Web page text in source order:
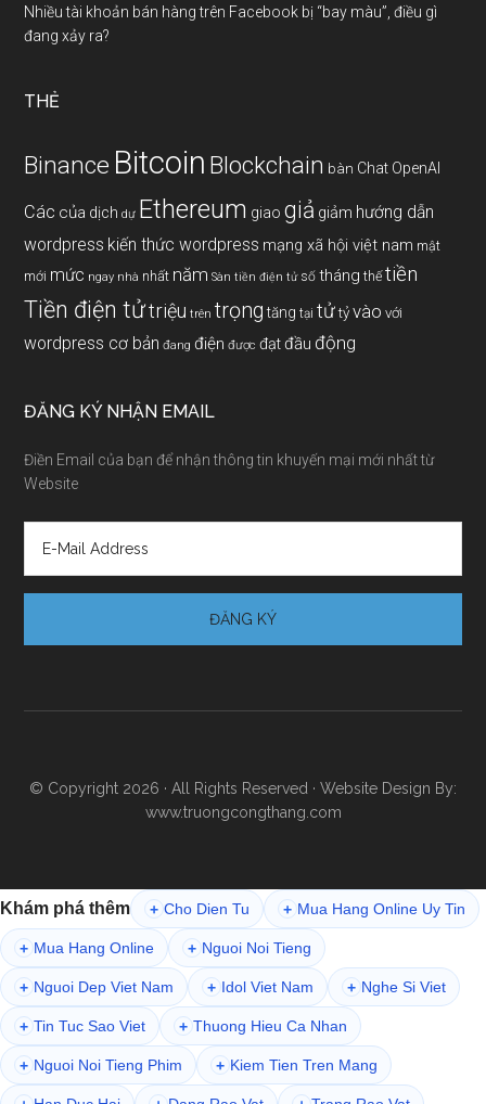
Nhiều tài khoản bán hàng trên Facebook bị “bay màu”, điều gì
đang xảy ra?
THẺ
Binance Bitcoin Blockchain bàn Chat OpenAI
Các của dịch dự Ethereum giao giả giảm hướng dẫn
wordpress kiến thức wordpress mạng xã hội việt nam mật
mới mức ngay nhà nhất năm Sàn tiền điện tử số tháng thế tiền
Tiền điện tửtriệu trên trọng tăng tại tử tỷ vào với
wordpress cơ bản đang điện được đạtđầu động
ĐĂNG KÝ NHẬN EMAIL
Điền Email của bạn để nhận thông tin khuyến mại mới nhất từ
Website
© Copyright 2026 · All Rights Reserved · Website Design By:
www.truongcongthang.com
Khám phá thêm + Cho Dien Tu + Mua Hang Online Uy Tin
+ Mua Hang Online + Nguoi Noi Tieng
+ Nguoi Dep Viet Nam + Idol Viet Nam + Nghe Si Viet
+ Tin Tuc Sao Viet + Thuong Hieu Ca Nhan
+ Nguoi Noi Tieng Phim + Kiem Tien Tren Mang